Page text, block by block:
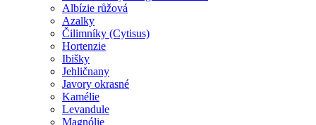
Albízie růžová
Azalky
Čilimníky (Cytisus)
Hortenzie
Ibišky
Jehličnany
Javory okrasné
Kamélie
Levandule
Magnólie